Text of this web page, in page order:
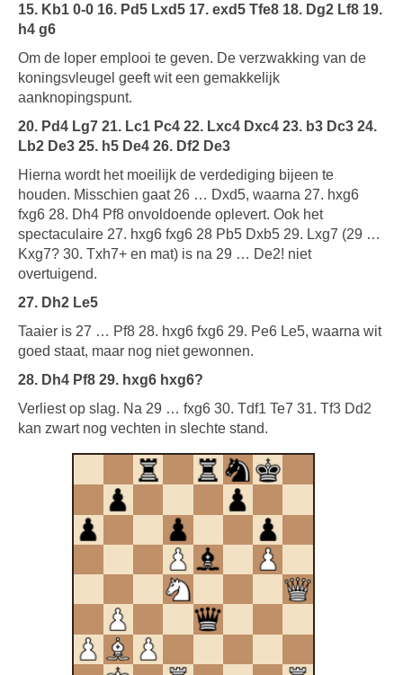
15. Kb1 0-0 16. Pd5 Lxd5 17. exd5 Tfe8 18. Dg2 Lf8 19.
h4 g6
Om de loper emplooi te geven. De verzwakking van de
koningsvleugel geeft wit een gemakkelijk
aanknopingspunt.
20. Pd4 Lg7 21. Lc1 Pc4 22. Lxc4 Dxc4 23. b3 Dc3 24.
Lb2 De3 25. h5 De4 26. Df2 De3
Hierna wordt het moeilijk de verdediging bijeen te
houden. Misschien gaat 26 … Dxd5, waarna 27. hxg6
fxg6 28. Dh4 Pf8 onvoldoende oplevert. Ook het
spectaculaire 27. hxg6 fxg6 28 Pb5 Dxb5 29. Lxg7 (29 …
Kxg7? 30. Txh7+ en mat) is na 29 … De2! niet
overtuigend.
27. Dh2 Le5
Taaier is 27 … Pf8 28. hxg6 fxg6 29. Pe6 Le5, waarna wit
goed staat, maar nog niet gewonnen.
28. Dh4 Pf8 29. hxg6 hxg6?
Verliest op slag. Na 29 … fxg6 30. Tdf1 Te7 31. Tf3 Dd2
kan zwart nog vechten in slechte stand.